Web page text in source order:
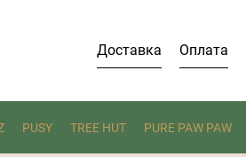
Доставка Оплата
PUSY TREE HUT PURE PAW PAW